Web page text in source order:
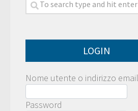
LOGIN
Nome utente o indirizzo email
Password